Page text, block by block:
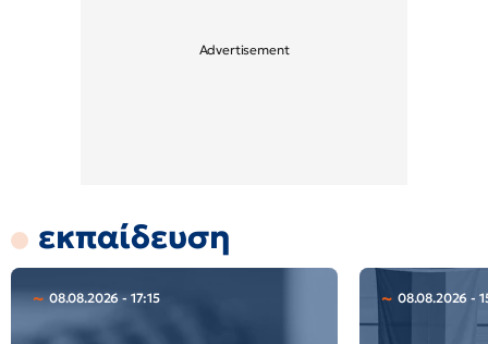
εκπαίδευση
08.08.2026 - 17:15 08.08.2026 -